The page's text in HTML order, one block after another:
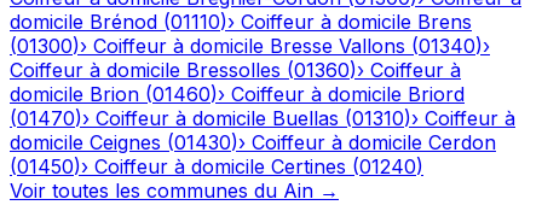
domicile Brénod (01110)› Coiffeur à domicile Brens
(01300)› Coiffeur à domicile Bresse Vallons (01340)›
Coiffeur à domicile Bressolles (01360)› Coiffeur à
domicile Brion (01460)› Coiffeur à domicile Briord
(01470)› Coiffeur à domicile Buellas (01310)› Coiffeur à
domicile Ceignes (01430)› Coiffeur à domicile Cerdon
(01450)› Coiffeur à domicile Certines (01240)
Voir toutes les communes du Ain →